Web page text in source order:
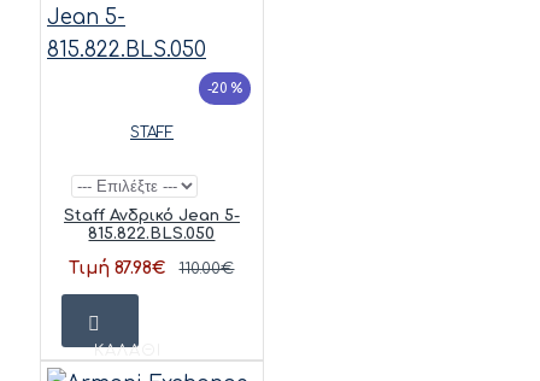
-20 %
STAFF
Staff Ανδρικό Jean 5-
815.822.BLS.050
Τιμή 87.98€ 110.00€
ΚΑΛΆΘΙ